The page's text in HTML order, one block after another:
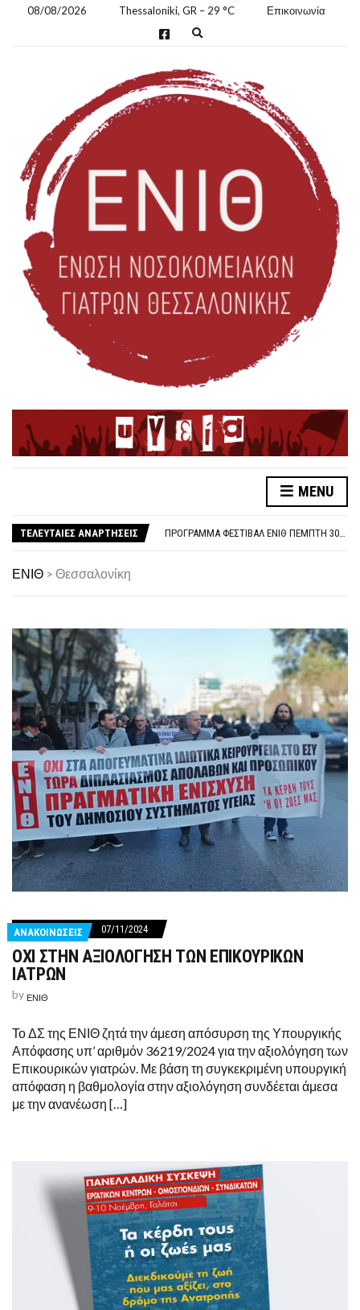
08/08/2026 Thessaloniki, GR – 29 C
Επικοινωνία
E
a
n
d
h
MENU
ΤΕΛΕΥΤΑΙΕΣ ΑΝΑΡΤΗΣΕΙΣ
ΛΕΥΤΕΡΙΑ ΣΤΗΝ ΠΑΛΑΙΣΤΙΝΗ
ΑΠΟΤΕΛΕΣΜΑΤΑ ΕΚΛΟΓΩΝ ΕΝΙΘ
ΓΙΑ ΤΗ 48ΩΡΗ ΑΠΕΡΓΙΑ 6-7 ΝΟΕΜΒΡΗ
ΣΤΉΡΙΞΗ ΣΤΟΝ ΑΓΏΝΑ ΤΩΝ ΓΟΝΙΏΝ ΤΩΝ ΘΥΜΆΤΩΝ ΓΙΑ ΝΑ ΜΗΝ ΣΥΓΚΑΛΥΦΘΕΊ ΤΟ ΈΓΚΛΗΜΑ ΣΤΑ ΤΕΜΠΗ
ΛΕΥΤΕΡΙΑ ΣΤΗΝ ΠΑΛΑΙΣΤΙΝΗ
ΑΠΟΤΕΛΕΣΜΑΤΑ ΕΚΛΟΓΩΝ ΕΝΙΘ
ΕΝΙΘ > Θεσσαλονίκη
ΑΝΑΚΟΙΝΩΣΕΙΣ 07/11/2024
ΟΧΙ ΣΤΗΝ ΑΞΙΟΛΟΓΗΣΗ ΤΩΝ ΕΠΙΚΟΥΡΙΚΩΝ
ΙΑΤΡΩΝ
by ΕΝΙΘ
Το ΔΣ της ΕΝΙΘ ζητά την άμεση απόσυρση της Υπουργικής
Απόφασης υπ’ αριθμόν 36219/2024 για την αξιολόγηση των
Επικουρικών γιατρών. Με βάση τη συγκεκριμένη υπουργική
απόφαση η βαθμολογία στην αξιολόγηση συνδέεται άμεσα
με την ανανέωση […]